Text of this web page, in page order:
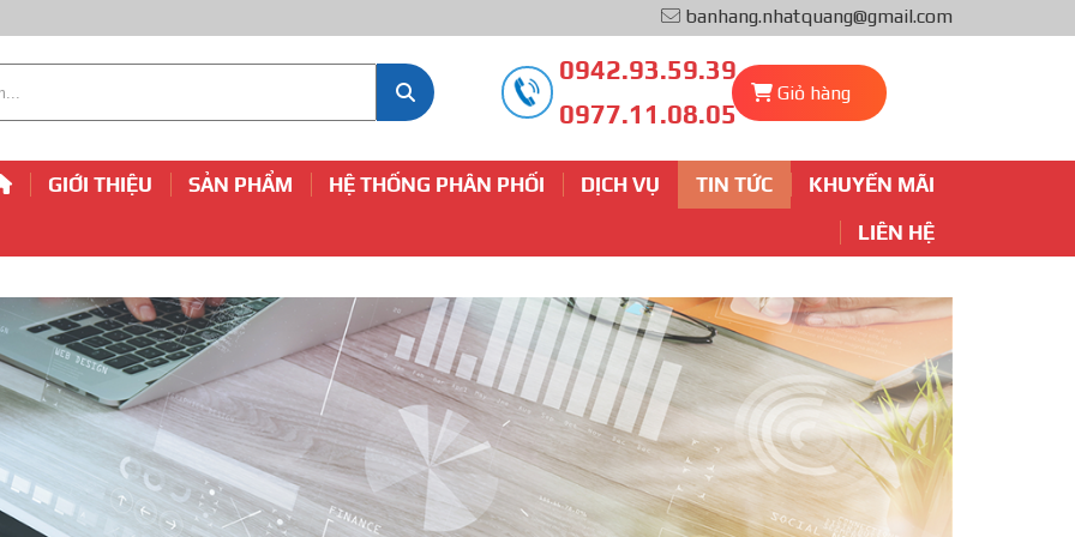
banhang.nhatquang@gmail.com
0942.93.59.39
0977.11.08.05
Giỏ hàng
GIỚI THIỆU SẢN PHẨM HỆ THỐNG PHÂN PHỐI DỊCH VỤ TIN TỨC
KHUYẾN MÃI
LIÊN HỆ